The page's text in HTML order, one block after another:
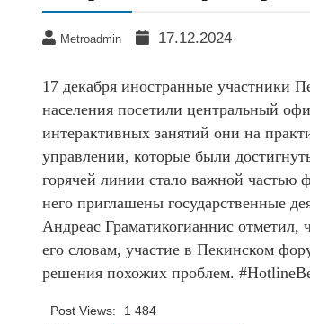
Metroadmin 17.12.2024
17 декабря иностранные участники
населения посетили центральный
интерактивных занятий они на
управлении, которые были
горячей линии стало важной частью
него приглашены государственные
Андреас Граматикогианнис отметил,
его словам, участие в Пекинском
решения похожих проблем.
Post Views: 1 484